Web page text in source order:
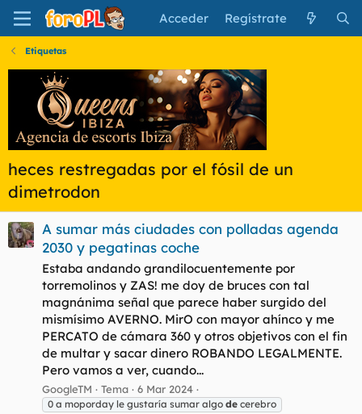
Acceder Regístrate
Etiquetas
heces restregadas por el fósil de un
dimetrodon
A sumar más ciudades con polladas agenda
2030 y pegatinas coche
Estaba andando grandilocuentemente por
torremolinos y ZAS! me doy de bruces con tal
magnánima señal que parece haber surgido del
mismísimo AVERNO. MirO con mayor ahínco y me
PERCATO de cámara 360 y otros objetivos con el fin
de multar y sacar dinero ROBANDO LEGALMENTE.
Pero vamos a ver, cuando...
GoogleTM Tema 6 Mar 2024
0 a moporday le gustaría sumar algo de cerebro